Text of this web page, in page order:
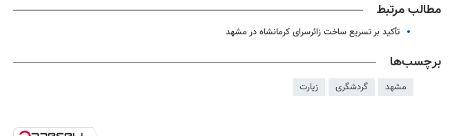
مطالب مرتبط
تأکید بر تسریع ساخت زائرسرای کرمانشاه در مشهد
برچسب‌ها
مشهد گردشگری زیارت